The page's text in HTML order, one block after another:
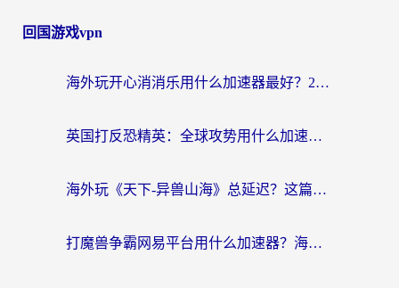
回国游戏vpn
海外玩开心消消乐用什么加速器最好？2026真实体验指南，告别延迟卡顿
英国打反恐精英：全球攻势用什么加速器？2026年实测有效的国服游戏加速指南
海外玩《天下-异兽山海》总延迟？这篇延迟加速器指南帮你告别卡顿（附日本玩Sky光·遇最高警戒解决方案）
打魔兽争霸网易平台用什么加速器？海外党亲测有效的国服游戏加速指南